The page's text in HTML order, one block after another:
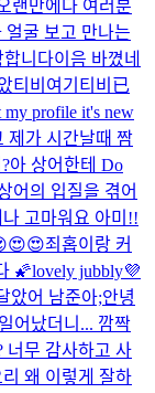
랜만에다 여러분
얼굴 보고 만나는
니다이 음 바꼈네
티비 여기티비 已
my profile it's new
제가 시간날때 짬
아 상어한테 Do
어의 입질을 겪어
고마워요 아미!!
죄홉이랑 커
🌠lovely jubbly💜
았어 남준아;안녕
어났더니... 깜짝
너무 감사하고 사
왜 이렇게 잘하